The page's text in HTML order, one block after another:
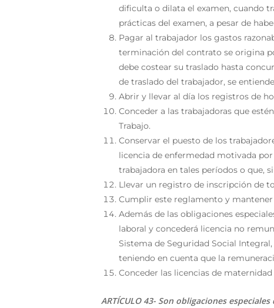
dificulta o dilata el examen, cuando
prácticas del examen, a pesar de
Pagar al trabajador los gastos
terminación del contrato se origina
debe costear su traslado hasta
de traslado del trabajador, se
Abrir y llevar al día los registros de
Conceder a las trabajadoras que
Trabajo.
Conservar el puesto de los
licencia de enfermedad motivada
trabajadora en tales períodos o que,
Llevar un registro de inscripción de
Cumplir este reglamento y mantener
Además de las obligaciones
laboral y concederá licencia no
Sistema de Seguridad Social
teniendo en cuenta que la
Conceder las licencias de
ARTÍCULO 43- Son obligaciones